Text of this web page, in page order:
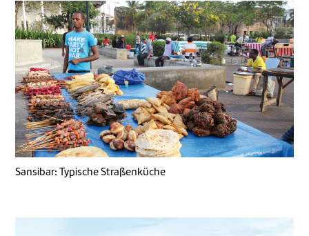
Sansibar: Typische Straßenküche